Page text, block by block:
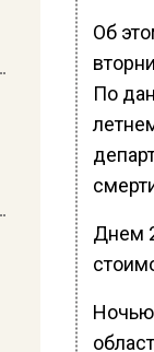
Об
По
Днем